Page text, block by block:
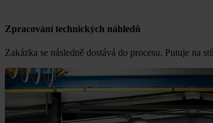
Zpracování technických náhledů
Zakázka se následně dostává do procesu. Putuje na